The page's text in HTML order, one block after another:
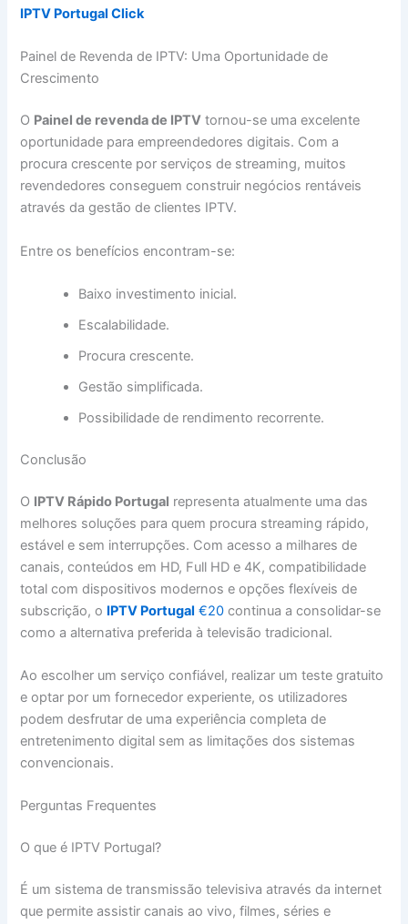
IPTV Portugal Click
Painel de Revenda de IPTV: Uma Oportunidade de
Crescimento
O Painel de revenda de IPTV tornou-se uma excelente
oportunidade para empreendedores digitais. Com a
procura crescente por serviços de streaming, muitos
revendedores conseguem construir negócios rentáveis
através da gestão de clientes IPTV.
Entre os benefícios encontram-se:
Baixo investimento inicial.
Escalabilidade.
Procura crescente.
Gestão simplificada.
Possibilidade de rendimento recorrente.
Conclusão
O IPTV Rápido Portugal representa atualmente uma das
melhores soluções para quem procura streaming rápido,
estável e sem interrupções. Com acesso a milhares de
canais, conteúdos em HD, Full HD e 4K, compatibilidade
total com dispositivos modernos e opções flexíveis de
subscrição, o IPTV Portugal €20 continua a consolidar-se
como a alternativa preferida à televisão tradicional.
Ao escolher um serviço confiável, realizar um teste gratuito
e optar por um fornecedor experiente, os utilizadores
podem desfrutar de uma experiência completa de
entretenimento digital sem as limitações dos sistemas
convencionais.
Perguntas Frequentes
O que é IPTV Portugal?
É um sistema de transmissão televisiva através da internet
que permite assistir canais ao vivo, filmes, séries e